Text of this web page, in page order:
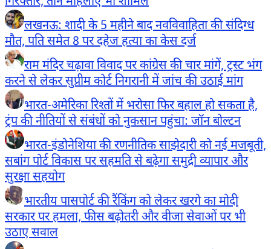
लखनऊ: शादी के 5 महीने बाद नवविवाहिता की संदिग्ध
मौत, पति समेत 8 पर दहेज हत्या का केस दर्ज
राम मंदिर चढ़ावा विवाद पर कांग्रेस की चार मांगें, ट्रस्ट भंग
करने से लेकर सुप्रीम कोर्ट निगरानी में जांच की उठाई मांग
भारत-अमेरिका रिश्तों में भरोसा फिर बहाल हो सकता है,
ट्रंप की नीतियों से संबंधों को नुकसान पहुंचा: जॉन बोल्टन
भारत-इंडोनेशिया की रणनीतिक साझेदारी को नई मजबूती,
सबांग पोर्ट विकास पर सहमति से बढ़ेगा समुद्री व्यापार और
सुरक्षा सहयोग
भारतीय पासपोर्ट की रैंकिंग को लेकर खरगे का मोदी
सरकार पर हमला, फीस बढ़ोतरी और वीजा सेवाओं पर भी
उठाए सवाल